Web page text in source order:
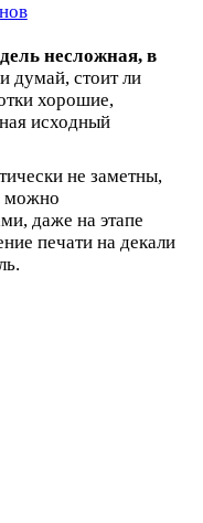
несложная, в
думай, стоит ли
хорошие,
исходный
не заметны,
можно
даже на этапе
печати на декали